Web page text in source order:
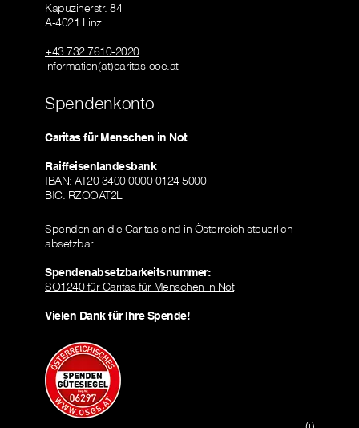
Kapuzinerstr. 84
A-4021 Linz
+43 732 7610-2020
information(at)caritas-ooe.at
Spendenkonto
Caritas für Menschen in Not
Raiffeisenlandesbank
IBAN: AT20 3400 0000 0124 5000
BIC: RZOOAT2L
Spenden an die Caritas sind in Österreich steuerlich
absetzbar.
Spendenabsetzbarkeitsnummer:
SO1240 für Caritas für Menschen in Not
Vielen Dank für Ihre Spende!